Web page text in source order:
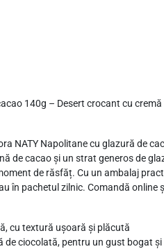
140g – Desert crocant cu
NATY Napolitane cu glazură de
de cacao și un strat generos de
de răsfăț. Cu un ambalaj
în pachetul zilnic. Comandă online
cu textură ușoară și plăcută
de ciocolată, pentru un gust bogat